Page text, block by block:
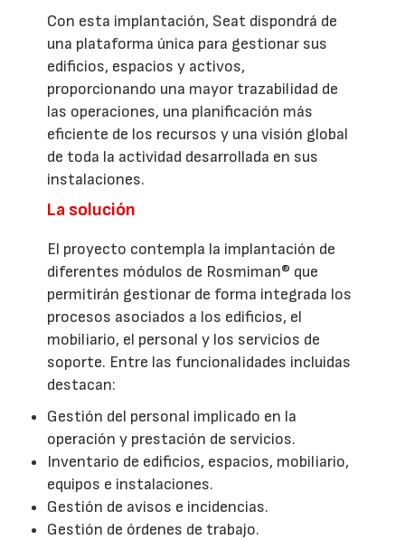
Con esta implantación, Seat dispondrá de
una plataforma única para gestionar sus
edificios, espacios y activos,
proporcionando una mayor trazabilidad de
las operaciones, una planificación más
eficiente de los recursos y una visión global
de toda la actividad desarrollada en sus
instalaciones.
La solución
El proyecto contempla la implantación de
diferentes módulos de Rosmiman® que
permitirán gestionar de forma integrada los
procesos asociados a los edificios, el
mobiliario, el personal y los servicios de
soporte. Entre las funcionalidades incluidas
destacan:
Gestión del personal implicado en la
operación y prestación de servicios.
Inventario de edificios, espacios, mobiliario,
equipos e instalaciones.
Gestión de avisos e incidencias.
Gestión de órdenes de trabajo.